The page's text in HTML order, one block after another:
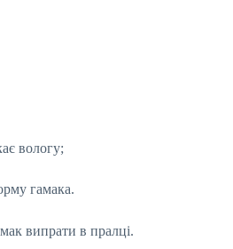
вологу;
гамака.
випрати в пралці.